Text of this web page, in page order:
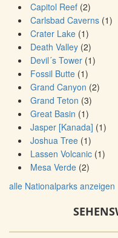
Capitol Reef (2)
Carlsbad Caverns (1)
Crater Lake (1)
Death Valley (2)
Devil´s Tower (1)
Fossil Butte (1)
Grand Canyon (2)
Grand Teton (3)
Great Basin (1)
Jasper [Kanada] (1)
Joshua Tree (1)
Lassen Volcanic (1)
Mesa Verde (2)
alle Nationalparks anzeigen